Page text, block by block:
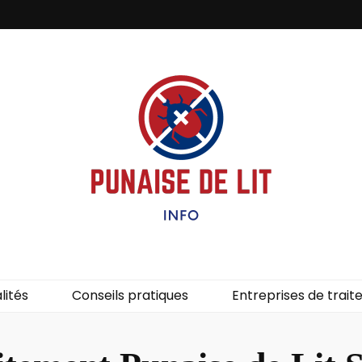
Conseils pratiques Entreprises de